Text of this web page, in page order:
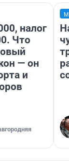
налог
Что
— он
и